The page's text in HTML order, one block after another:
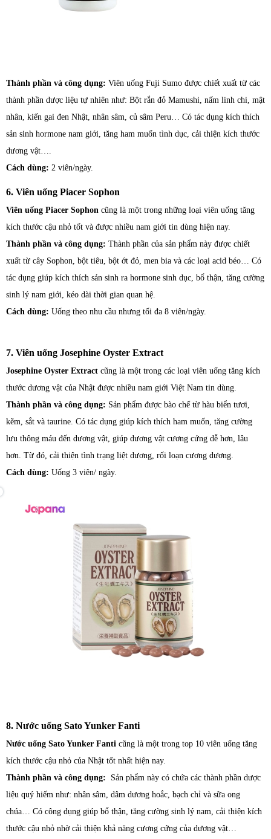
Thành phần và công dụng: Viên uống Fuji Sumo được chiết xuất từ các
thành phần dược liệu tự nhiên như: Bột rắn đỏ Mamushi, nấm linh chi, mật
nhân, kiến gai đen Nhật, nhân sâm, củ sâm Peru… Có tác dụng kích thích
sản sinh hormone nam giới, tăng ham muốn tình dục, cải thiện kích thước
dương vật….
Cách dùng: 2 viên/ngày.
6. Viên uống Piacer Sophon
Viên uống Piacer Sophon cũng là một trong những loại viên uống tăng
kích thước cậu nhỏ tốt và được nhiều nam giới tin dùng hiện nay.
Thành phần và công dụng: Thành phần của sản phẩm này được chiết
xuất từ cây Sophon, bột tiêu, bột ớt đỏ, men bia và các loại acid béo… Có
tác dụng giúp kích thích sản sinh ra hormone sinh dục, bổ thận, tăng cường
sinh lý nam giới, kéo dài thời gian quan hệ.
Cách dùng: Uống theo nhu cầu nhưng tối đa 8 viên/ngày.
7. Viên uống Josephine Oyster Extract
Josephine Oyster Extract cũng là một trong các loại viên uống tăng kích
thước dương vật của Nhật được nhiều nam giới Việt Nam tin dùng.
Thành phần và công dụng: Sản phẩm được bào chế từ hàu biển tươi,
kẽm, sắt và taurine. Có tác dụng giúp kích thích ham muốn, tăng cường
lưu thông máu đến dương vật, giúp dương vật cương cứng dễ hơn, lâu
hơn. Từ đó, cải thiện tình trạng liệt dương, rối loạn cương dương.
Cách dùng: Uống 3 viên/ ngày.
8. Nước uống Sato Yunker Fanti
Nước uống Sato Yunker Fanti cũng là một trong top 10 viên uống tăng
kích thước cậu nhỏ của Nhật tốt nhất hiện nay.
Thành phần và công dụng:
Sản phẩm này có chứa các thành phần dược
liệu quý hiếm như: nhân sâm, dâm dương hoắc, bạch chỉ và sữa ong
chúa… Có công dụng giúp bổ thận, tăng cường sinh lý nam, cải thiện kích
thước cậu nhỏ nhờ cải thiện khả năng cương cứng của dương vật…